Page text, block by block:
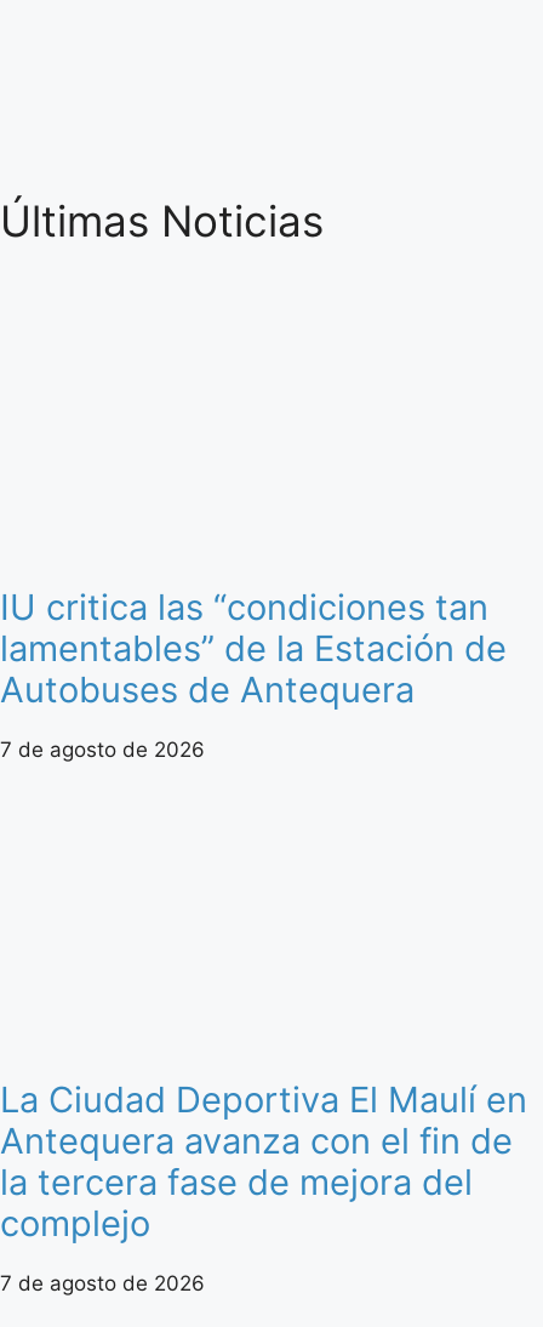
Últimas Noticias
IU critica las “condiciones tan
lamentables” de la Estación de
Autobuses de Antequera
7 de agosto de 2026
La Ciudad Deportiva El Maulí en
Antequera avanza con el fin de
la tercera fase de mejora del
complejo
7 de agosto de 2026